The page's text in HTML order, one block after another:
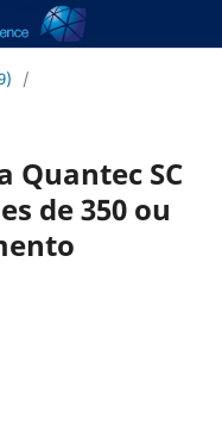
/
Quantec SC
de 350 ou